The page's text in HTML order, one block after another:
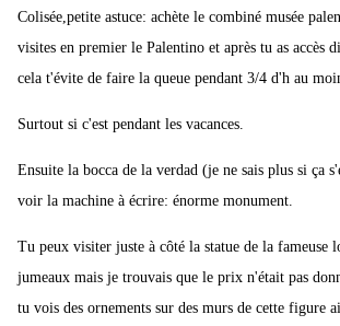
Colisée,petite astuce: achète le combiné musée
visites en premier le Palentino et après tu as accès
cela t'évite de faire la queue pendant 3/4 d'h au
Surtout si c'est pendant les vacances.
Ensuite la bocca de la verdad (je ne sais plus si ça
voir la machine à écrire: énorme monument.
Tu peux visiter juste à côté la statue de la fameuse
jumeaux mais je trouvais que le prix n'était pas
tu vois des ornements sur des murs de cette figure